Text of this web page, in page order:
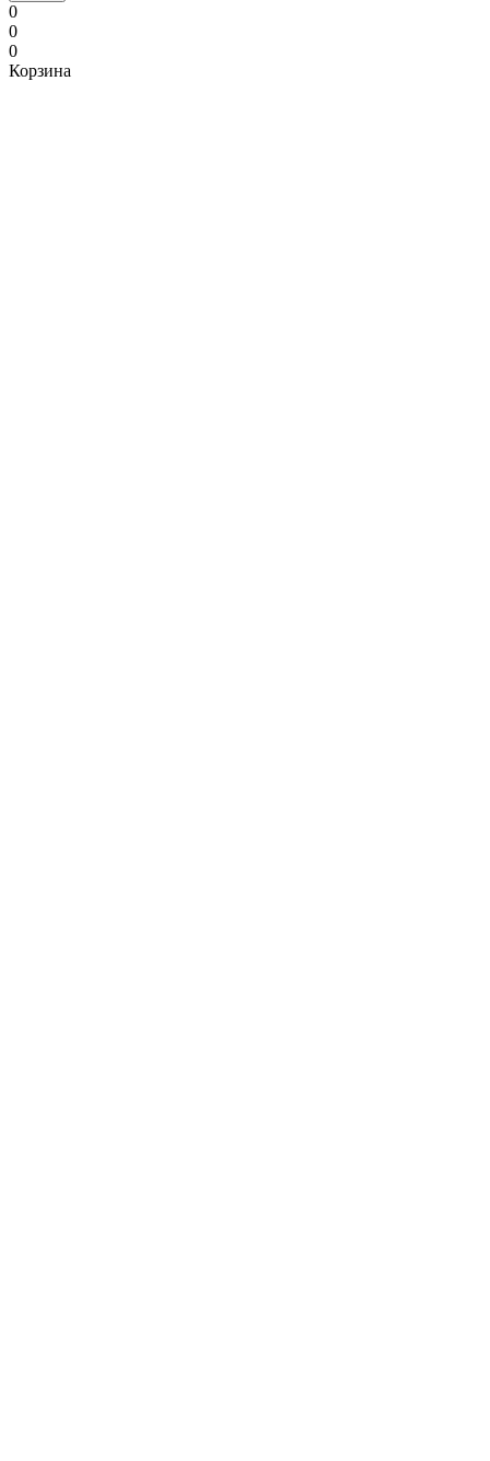
0
0
0
Корзина